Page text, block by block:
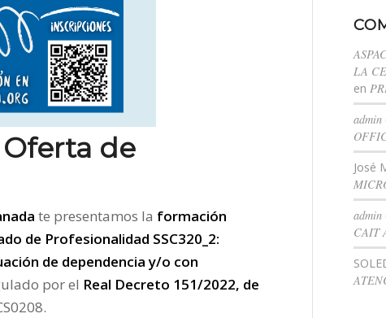
de
te presentamos la formación
de Profesionalidad SSC320_2:
de dependencia y/o con
por el Real Decreto 151/2022, de
LA
en
admin
José
admin
CAIT